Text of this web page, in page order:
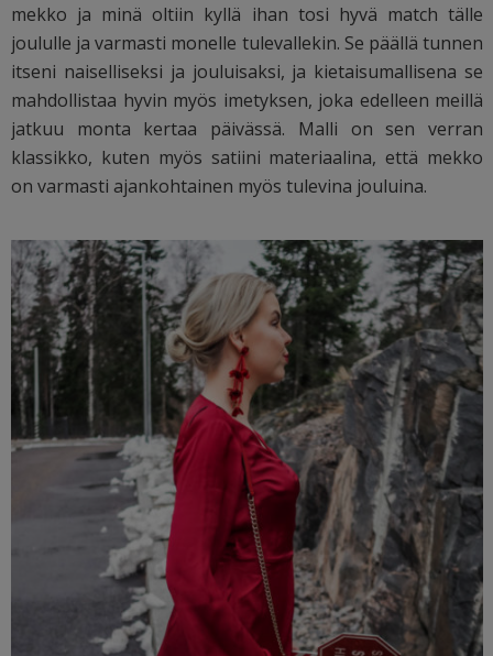
mekko ja minä oltiin kyllä ihan tosi hyvä match tälle
joululle ja varmasti monelle tulevallekin. Se päällä tunnen
itseni naiselliseksi ja jouluisaksi, ja kietaisumallisena se
mahdollistaa hyvin myös imetyksen, joka edelleen meillä
jatkuu monta kertaa päivässä. Malli on sen verran
klassikko, kuten myös satiini materiaalina, että mekko
on varmasti ajankohtainen myös tulevina jouluina.